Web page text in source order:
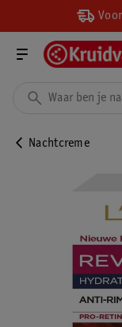
Nachtcreme